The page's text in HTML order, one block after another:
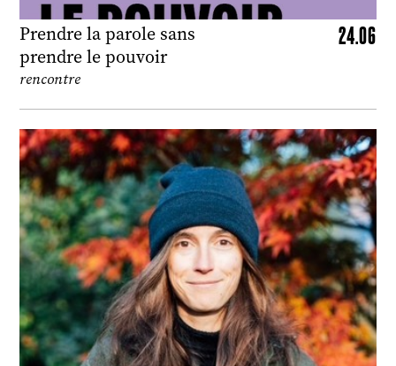
Prendre la parole sans
prendre le pouvoir
24.06
rencontre